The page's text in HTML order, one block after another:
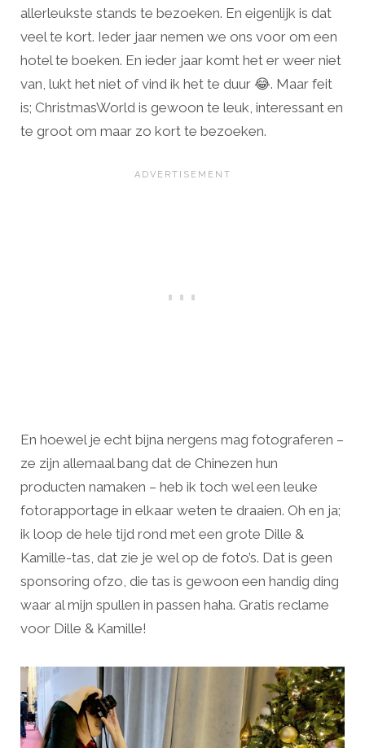
allerleukste stands te bezoeken. En eigenlijk is dat
veel te kort. Ieder jaar nemen we ons voor om een
hotel te boeken. En ieder jaar komt het er weer niet
van, lukt het niet of vind ik het te duur 😂. Maar feit
is; ChristmasWorld is gewoon te leuk, interessant en
te groot om maar zo kort te bezoeken.
En hoewel je echt bijna nergens mag fotograferen –
ze zijn allemaal bang dat de Chinezen hun
producten namaken – heb ik toch wel een leuke
fotorapportage in elkaar weten te draaien. Oh en ja;
ik loop de hele tijd rond met een grote Dille &
Kamille-tas, dat zie je wel op de foto’s. Dat is geen
sponsoring ofzo, die tas is gewoon een handig ding
waar al mijn spullen in passen haha. Gratis reclame
voor Dille & Kamille!